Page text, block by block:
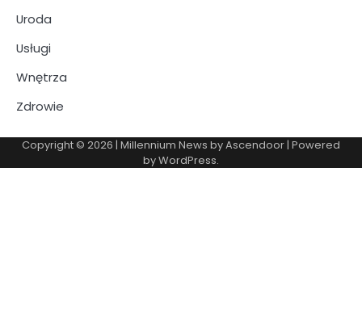
Uroda
Usługi
Wnętrza
Zdrowie
Copyright © 2026 | Millennium News byAscendoor | Powered
byWordPress.